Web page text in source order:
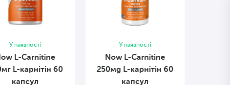
У наявності
L-Carnitine
L-карнітін 60
капсул
У наявності
Now L-Carnitine
250мg L-карнітін 60
капсул